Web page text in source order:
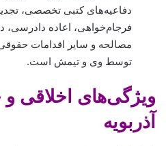
دفاعیه‌های کتبی تخصصی،
فرجام‌خواهی، اعاده
مصالحه و سایر اقدامات
توسط وی و تیمش است.
ویژگی‌های اخلاقی
آذربویه